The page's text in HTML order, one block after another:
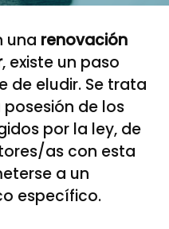
una renovación
, existe un paso
de eludir. Se trata
de los
por la ley, de
as con esta
a un
específico.